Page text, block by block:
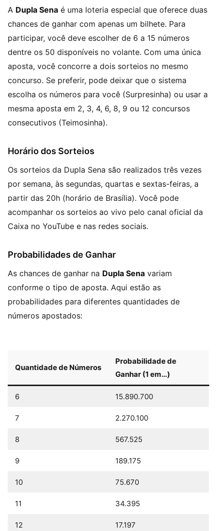
A Dupla Sena é uma loteria especial que oferece duas
chances de ganhar com apenas um bilhete. Para
participar, você deve escolher de 6 a 15 números
dentre os 50 disponíveis no volante. Com uma única
aposta, você concorre a dois sorteios no mesmo
concurso. Se preferir, pode deixar que o sistema
escolha os números para você (Surpresinha) ou usar a
mesma aposta em 2, 3, 4, 6, 8, 9 ou 12 concursos
consecutivos (Teimosinha).
Horário dos Sorteios
Os sorteios da Dupla Sena são realizados três vezes
por semana, às segundas, quartas e sextas-feiras, a
partir das 20h (horário de Brasília). Você pode
acompanhar os sorteios ao vivo pelo canal oficial da
Caixa no YouTube e nas redes sociais.
Probabilidades de Ganhar
As chances de ganhar na Dupla Sena variam
conforme o tipo de aposta. Aqui estão as
probabilidades para diferentes quantidades de
números apostados:
Quantidade de Números
Probabilidade de
Ganhar (1 em…)
6 15.890.700
7 2.270.100
8 567.525
9 189.175
10 75.670
11 34.395
12 17.197